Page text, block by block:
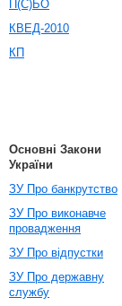
П(С)БО
КВЕД-2010
КП
Основні Закони
України
ЗУ Про банкрутство
ЗУ Про виконавче
провадження
ЗУ Про відпустки
ЗУ Про державну
службу